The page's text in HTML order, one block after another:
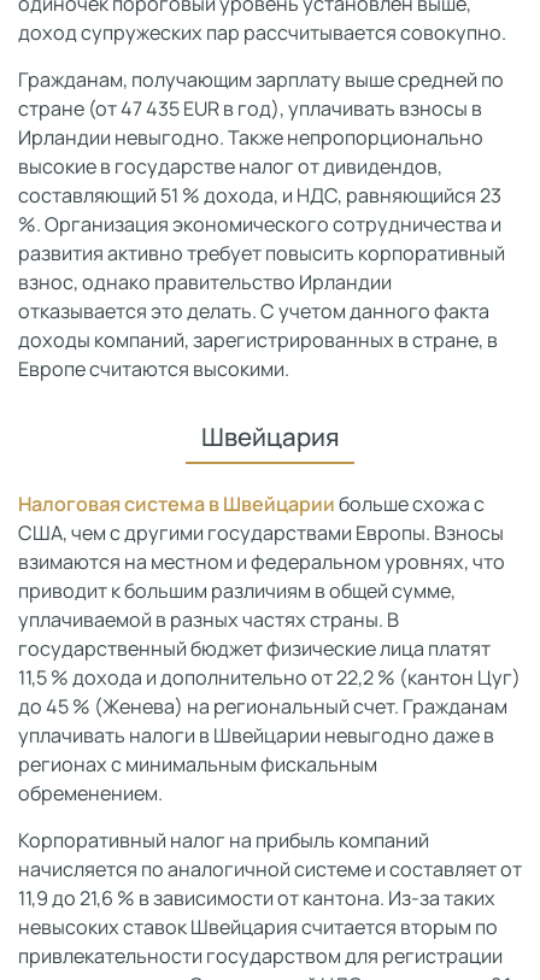
доход супружеских пар рассчитывается совокупно.
Гражданам, получающим зарплату выше средней по
стране (от 47 435 EUR в год), уплачивать взносы в
Ирландии невыгодно. Также непропорционально
высокие в государстве налог от дивидендов,
составляющий 51 % дохода, и НДС, равняющийся 23
%. Организация экономического сотрудничества и
развития активно требует повысить корпоративный
взнос, однако правительство Ирландии
отказывается это делать. С учетом данного факта
доходы компаний, зарегистрированных в стране, в
Европе считаются высокими.
Швейцария
Налоговая система в Швейцариибольше схожа с
США, чем с другими государствами Европы. Взносы
взимаются на местном и федеральном уровнях, что
приводит к большим различиям в общей сумме,
уплачиваемой в разных частях страны. В
государственный бюджет физические лица платят
11,5 % дохода и дополнительно от 22,2 % (кантон Цуг)
до 45 % (Женева) на региональный счет. Гражданам
уплачивать налоги в Швейцарии невыгодно даже в
регионах с минимальным фискальным
обременением.
Корпоративный налог на прибыль компаний
начисляется по аналогичной системе и составляет от
11,9 до 21,6 % в зависимости от кантона. Из-за таких
невысоких ставок Швейцария считается вторым по
привлекательности государством для регистрации